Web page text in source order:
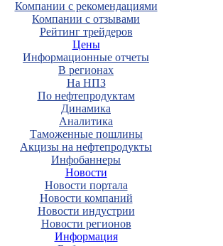
Компании с рекомендациями
Компании с отзывами
Рейтинг трейдеров
Цены
Информационные отчеты
В регионах
На НПЗ
По нефтепродуктам
Динамика
Аналитика
Таможенные пошлины
Акцизы на нефтепродукты
Инфобаннеры
Новости
Новости портала
Новости компаний
Новости индустрии
Новости регионов
Информация